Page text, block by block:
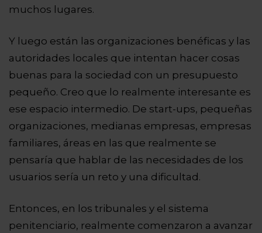
muchos lugares.
Y luego están las organizaciones benéficas y las
autoridades locales que intentan hacer cosas
buenas para la sociedad con un presupuesto
pequeño. Creo que lo realmente interesante es
ese espacio intermedio. De start-ups, pequeñas
organizaciones, medianas empresas, empresas
familiares, áreas en las que realmente se
pensaría que hablar de las necesidades de los
usuarios sería un reto y una dificultad.
Entonces, en los tribunales y el sistema
penitenciario, realmente comenzaron a avanzar